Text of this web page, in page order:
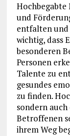
Hochbegabte
und
entfalten und
wichtig, dass
besonderen
Personen
Talente zu
gesundes
zu finden.
sondern
Betroffenen
ihrem Weg